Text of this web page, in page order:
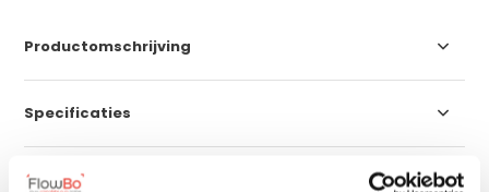
Productomschrijving
Specificaties
Reviews